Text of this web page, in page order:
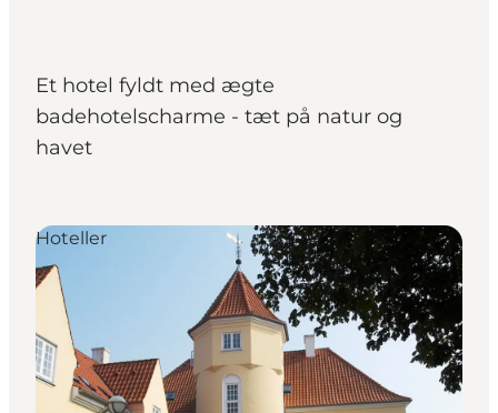
Planlegg reisen
Et hotel fyldt med ægte
badehotelscharme - tæt på natur og
havet
Hoteller